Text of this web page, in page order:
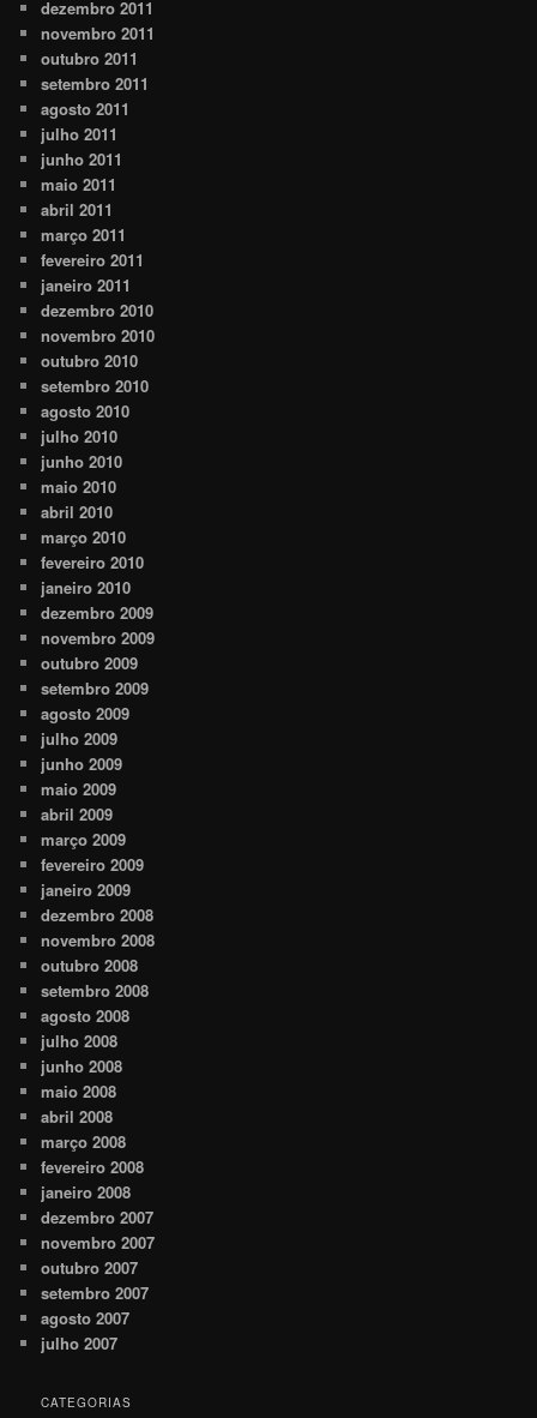
dezembro 2011
novembro 2011
outubro 2011
setembro 2011
agosto 2011
julho 2011
junho 2011
maio 2011
abril 2011
março 2011
fevereiro 2011
janeiro 2011
dezembro 2010
novembro 2010
outubro 2010
setembro 2010
agosto 2010
julho 2010
junho 2010
maio 2010
abril 2010
março 2010
fevereiro 2010
janeiro 2010
dezembro 2009
novembro 2009
outubro 2009
setembro 2009
agosto 2009
julho 2009
junho 2009
maio 2009
abril 2009
março 2009
fevereiro 2009
janeiro 2009
dezembro 2008
novembro 2008
outubro 2008
setembro 2008
agosto 2008
julho 2008
junho 2008
maio 2008
abril 2008
março 2008
fevereiro 2008
janeiro 2008
dezembro 2007
novembro 2007
outubro 2007
setembro 2007
agosto 2007
julho 2007
CATEGORIAS